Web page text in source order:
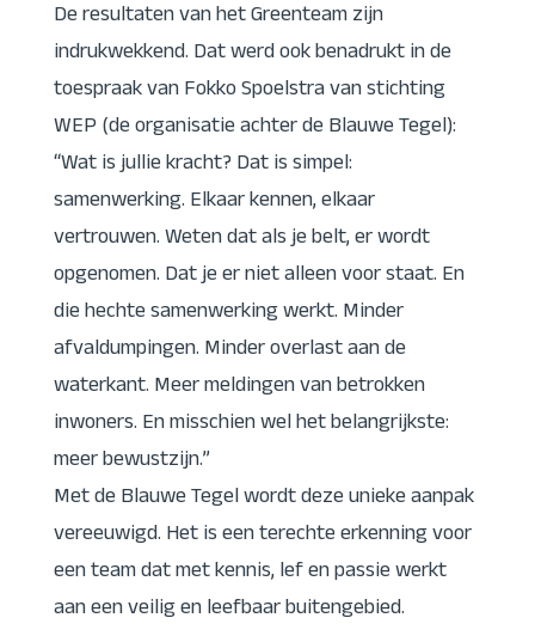
De resultaten van het Greenteam zijn
indrukwekkend. Dat werd ook benadrukt in de
toespraak van Fokko Spoelstra van stichting
WEP (de organisatie achter de Blauwe Tegel):
“Wat is jullie kracht? Dat is simpel:
samenwerking. Elkaar kennen, elkaar
vertrouwen. Weten dat als je belt, er wordt
opgenomen. Dat je er niet alleen voor staat. En
die hechte samenwerking werkt. Minder
afvaldumpingen. Minder overlast aan de
waterkant. Meer meldingen van betrokken
inwoners. En misschien wel het belangrijkste:
meer bewustzijn.”
Met de Blauwe Tegel wordt deze unieke aanpak
vereeuwigd. Het is een terechte erkenning voor
een team dat met kennis, lef en passie werkt
aan een veilig en leefbaar buitengebied.